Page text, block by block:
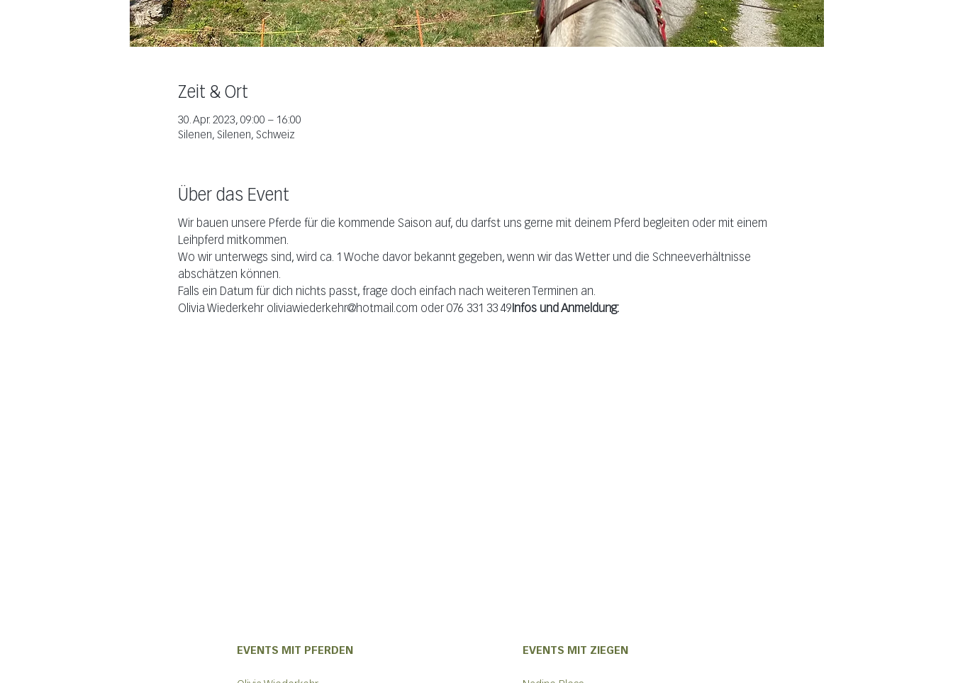
Zeit & Ort
30. Apr. 2023, 09:00 – 16:00
Silenen, Silenen, Schweiz
Über das Event
Wir bauen unsere Pferde für die kommende Saison auf, du darfst uns gerne mit deinem Pferd begleiten oder mit einem
Leihpferd mitkommen.
Wo wir unterwegs sind, wird ca. 1 Woche davor bekannt gegeben, wenn wir das Wetter und die Schneeverhältnisse
abschätzen können.
Falls ein Datum für dich nichts passt, frage doch einfach nach weiteren Terminen an.
Olivia Wiederkehr oliviawiederkehr@hotmail.com oder 076 331 33 49Infos und Anmeldung:
EVENTS MIT PFERDEN EVENTS MIT ZIEGEN